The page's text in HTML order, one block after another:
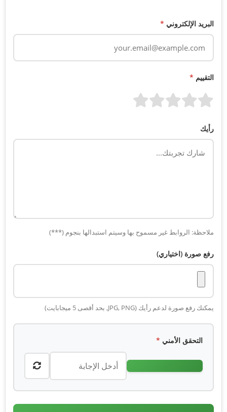
البريد الإلكتروني *
التقييم *
رأيك
ملاحظة: الروابط غير مسموح بها وسيتم استبدالها بنجوم (***)
رفع صورة (اختياري)
يمكنك رفع صورة لدعم رأيك (JPG, PNG, بحد أقصى 5 ميجابايت)
التحقق الأمني *